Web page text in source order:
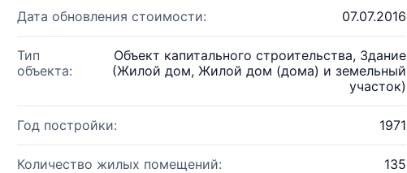
Дата обновления стоимости: 07.07.2016
Тип
объекта:
Объект капитального строительства, Здание
(Жилой дом, Жилой дом (дома) и земельный
участок)
Год постройки: 1971
Количество жилых помещений: 135